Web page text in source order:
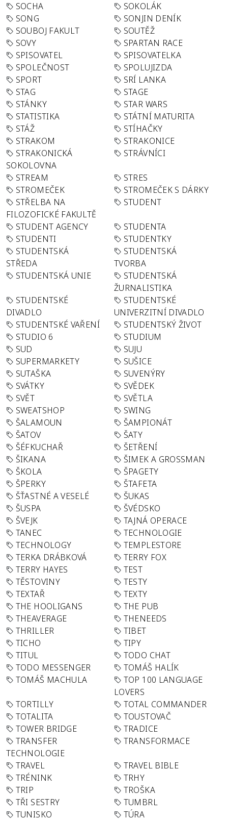
SOCHA
SOKOLÁK
SONG
SONJIN DENÍK
SOUBOJ FAKULT
SOUTĚŽ
SOVY
SPARTAN RACE
SPISOVATEL
SPISOVATELKA
SPOLEČNOST
SPOLUJIZDA
SPORT
SRÍ LANKA
STAG
STAGE
STÁNKY
STAR WARS
STATISTIKA
STÁTNÍ MATURITA
STÁŽ
STÍHAČKY
STRAKOM
STRAKONICE
STRAKONICKÁ
SOKOLOVNA
STRÁVNÍCI
STREAM
STRES
STROMEČEK
STROMEČEK S DÁRKY
STŘELBA NA
FILOZOFICKÉ FAKULTĚ
STUDENT
STUDENT AGENCY
STUDENTA
STUDENTI
STUDENTKY
STUDENTSKÁ
STŘEDA
STUDENTSKÁ
TVORBA
STUDENTSKÁ UNIE
STUDENTSKÁ
ŽURNALISTIKA
STUDENTSKÉ
DIVADLO
STUDENTSKÉ
UNIVERZITNÍ DIVADLO
STUDENTSKÉ VAŘENÍ
STUDENTSKÝ ŽIVOT
STUDIO 6
STUDIUM
SUD
SUJU
SUPERMARKETY
SUŠICE
SUTAŠKA
SUVENÝRY
SVÁTKY
SVĚDEK
SVĚT
SVĚTLA
SWEATSHOP
SWING
ŠALAMOUN
ŠAMPIONÁT
ŠATOV
ŠATY
ŠÉFKUCHAŘ
ŠETŘENÍ
ŠIKANA
ŠIMEK A GROSSMAN
ŠKOLA
ŠPAGETY
ŠPERKY
ŠTAFETA
ŠŤASTNÉ A VESELÉ
ŠUKAS
ŠUSPA
ŠVÉDSKO
ŠVEJK
TAJNÁ OPERACE
TANEC
TECHNOLOGIE
TECHNOLOGY
TEMPLESTORE
TERKA DRÁBKOVÁ
TERRY FOX
TERRY HAYES
TEST
TĚSTOVINY
TESTY
TEXTAŘ
TEXTY
THE HOOLIGANS
THE PUB
THEAVERAGE
THENEEDS
THRILLER
TIBET
TICHO
TIPY
TITUL
TODO CHAT
TODO MESSENGER
TOMÁŠ HALÍK
TOMÁŠ MACHULA
TOP 100 LANGUAGE
LOVERS
TORTILLY
TOTAL COMMANDER
TOTALITA
TOUSTOVAČ
TOWER BRIDGE
TRADICE
TRANSFER
TECHNOLOGIE
TRANSFORMACE
TRAVEL
TRAVEL BIBLE
TRÉNINK
TRHY
TRIP
TROŠKA
TŘI SESTRY
TUMBRL
TUNISKO
TÚRA